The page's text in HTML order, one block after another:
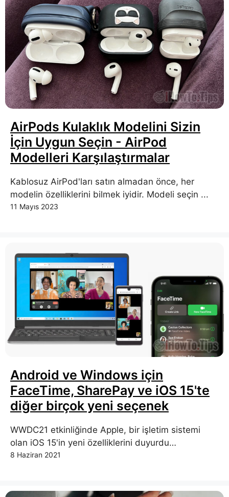
AirPods Kulaklık Modelini Sizin
İçin Uygun Seçin - AirPod
Modelleri Karşılaştırmalar
Kablosuz AirPod'ları satın almadan önce, her
modelin özelliklerini bilmek iyidir. Modeli seçin ...
11 Mayıs 2023
Android ve Windows için
FaceTime, SharePay ve iOS 15'te
diğer birçok yeni seçenek
WWDC21 etkinliğinde Apple, bir işletim sistemi
olan iOS 15'in yeni özelliklerini duyurdu…
8 Haziran 2021